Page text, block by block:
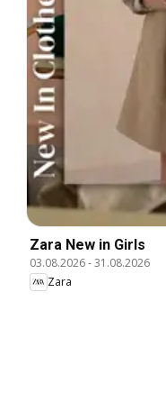
Zara New in Girls
03.08.2026-31.08.2026
Zara